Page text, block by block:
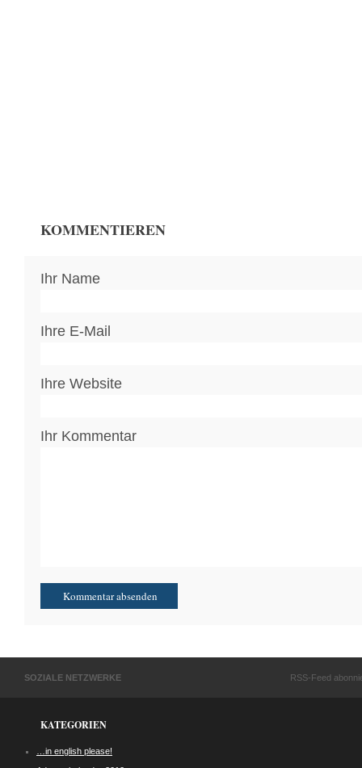
KOMMENTIEREN
Ihr Name
Ihre E-Mail
Ihre Website
Ihr Kommentar
SOZIALE NETZWERKE RSS-Feed
KATEGORIEN
…in english please!